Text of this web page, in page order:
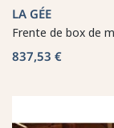
LA GÉE
Frente de box de
837,53 €